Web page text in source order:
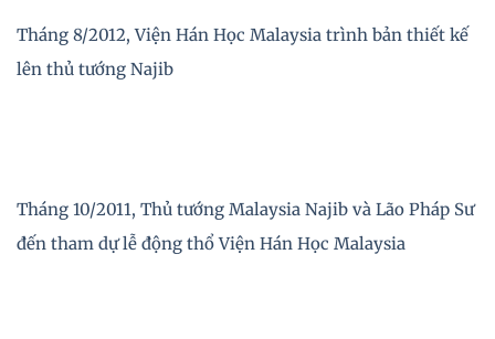
Tháng 8/2012, Viện Hán Học Malaysia trình bản thiết kế
lên thủ tướng Najib
Tháng 10/2011, Thủ tướng Malaysia Najib và Lão Pháp Sư
đến tham dự lễ động thổ Viện Hán Học Malaysia